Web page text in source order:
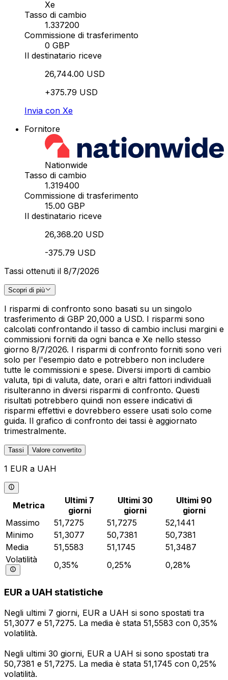
Xe
Tasso di cambio
1.337200
Commissione di trasferimento
0 GBP
Il destinatario riceve
26,744.00 USD
+375.79 USD
Invia con Xe
Fornitore
Nationwide
Tasso di cambio
1.319400
Commissione di trasferimento
15.00 GBP
Il destinatario riceve
26,368.20 USD
-375.79 USD
Tassi ottenuti il 8/7/2026
Scopri di più
I risparmi di confronto sono basati su un singolo
trasferimento di GBP 20,000 a USD. I risparmi sono
calcolati confrontando il tasso di cambio inclusi margini e
commissioni forniti da ogni banca e Xe nello stesso
giorno 8/7/2026. I risparmi di confronto forniti sono veri
solo per l'esempio dato e potrebbero non includere
tutte le commissioni e spese. Diversi importi di cambio
valuta, tipi di valuta, date, orari e altri fattori individuali
risulteranno in diversi risparmi di confronto. Questi
risultati potrebbero quindi non essere indicativi di
risparmi effettivi e dovrebbero essere usati solo come
guida. Il grafico di confronto dei tassi è aggiornato
trimestralmente.
Tassi Valore convertito
1 EUR a UAH
Metrica
Ultimi 7
giorni
Ultimi 30
giorni
Ultimi 90
giorni
Massimo
51,7275 51,7275
52,1441
Minimo
51,3077 50,7381
50,7381
Media
51,5583 51,1745
51,3487
Volatilità
0,35% 0,25% 0,28%
EUR a UAH statistiche
Negli ultimi 7 giorni, EUR a UAH si sono spostati tra
51,3077 e 51,7275. La media è stata 51,5583 con 0,35%
volatilità.
Negli ultimi 30 giorni, EUR a UAH si sono spostati tra
50,7381 e 51,7275. La media è stata 51,1745 con 0,25%
volatilità.